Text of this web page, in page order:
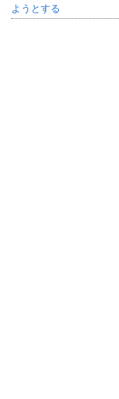
ようとする